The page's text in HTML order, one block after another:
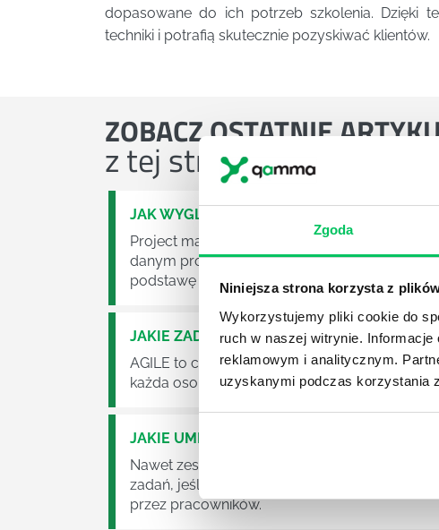
Zgoda
Niniejsza strona korzysta z
Wykorzystujemy pliki cookie do
ruch w naszej witrynie.
reklamowym i analitycznym.
uzyskanymi podczas korzystania
dopasowane do ich potrzeb szkolenia. Dzięki
techniki i potrafią skutecznie pozyskiwać klientów.
ZOBACZOSTATNIE
z tej strefy wiedzy
JAK WYGLĄDA PRACA ZESPOŁÓW
Project management (czyli zarządzanie
danym projektem założeń. Zajmują się nim
podstawę działalności wielu przedsiębiorstw.
JAKIE ZADANIA MUSZĄ ZREALIZOWAĆ
AGILE to coraz popularniejsze w każdej
każda osoba zatrudniona w takim miejscu choć
JAKIE UMIEJĘTNOŚCI MENEDŻERSKIE
Nawet zespół złożony z doskonale
zadań, jeśli zabraknie w nim odpowiedniego
przez pracowników.